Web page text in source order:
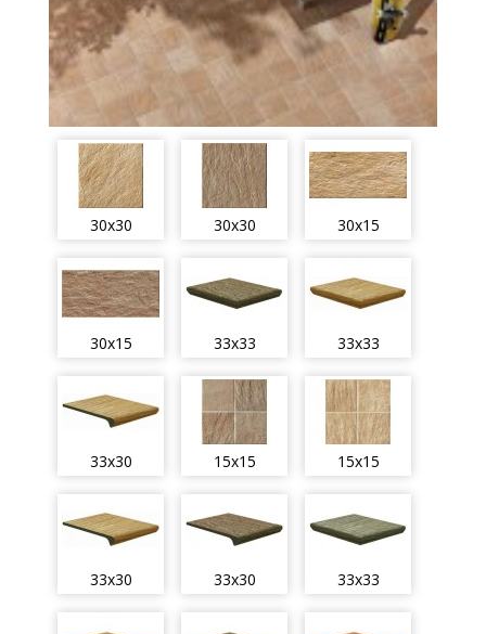
30x30 30x30 30x15
30x15 33x33 33x33
33x30 15x15 15x15
33x30 33x30 33x33